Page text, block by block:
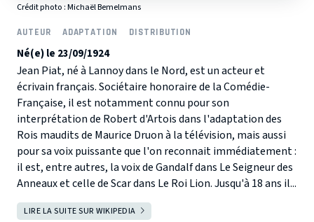
Crédit photo :Michaël Bemelmans
AUTEUR ADAPTATION DISTRIBUTION
Né(e) le 23/09/1924
Jean Piat, né à Lannoy dans le Nord, est un acteur et
écrivain français. Sociétaire honoraire de la Comédie-
Française, il est notamment connu pour son
interprétation de Robert d'Artois dans l'adaptation des
Rois maudits de Maurice Druon à la télévision, mais aussi
pour sa voix puissante que l'on reconnait immédiatement :
il est, entre autres, la voix de Gandalf dans Le Seigneur des
Anneaux et celle de Scar dans Le Roi Lion. Jusqu'à 18 ans il...
LIRE LA SUITE SUR WIKIPEDIA